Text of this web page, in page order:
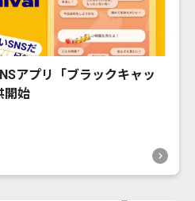
アプリ「ブラックキャッ
開始